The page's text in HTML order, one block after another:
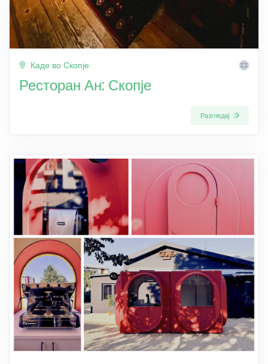
Каде во Скопје
Ресторан Ан: Скопје
Разгледај